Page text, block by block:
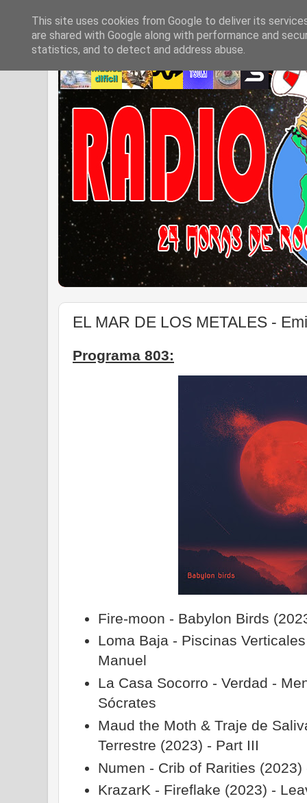
EL MAR DE LOS METALES -
Programa 803:
Fire-moon - Babylon Birds
Loma Baja - Piscinas
Manuel
La Casa Socorro - Verdad -
Sócrates
Maud the Moth & Traje de
Terrestre (2023) - Part III
Numen - Crib of Rarities
KrazarK - Fireflake (2023) -
This site uses cookies from Google to deliver its
are shared with Google along with performance and
statistics, and to detect and address abuse.